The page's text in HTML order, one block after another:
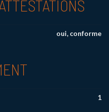
oui, conforme
1